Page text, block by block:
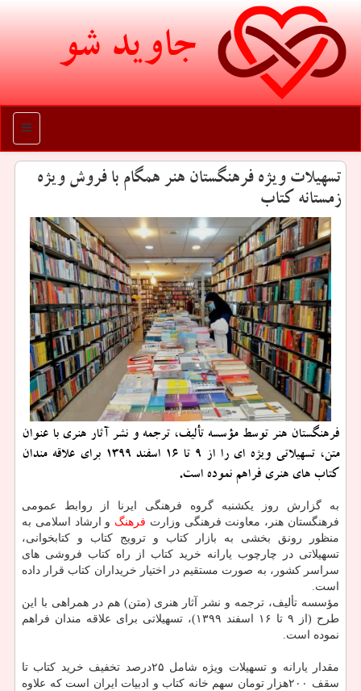
جاوید شو
منو
تسهیلات ویژه فرهنگستان هنر همگام با فروش ویژه
زمستانه كتاب
فرهنگستان هنر توسط مؤسسه تألیف، ترجمه و نشر آثار هنری با عنوان
متن، تسهیلاتی ویژه ای را از ۹ تا ۱۶ اسفند ۱۳۹۹ برای علاقه مندان
کتاب های هنری فراهم نموده است.
به گزارش روز یکشنبه گروه فرهنگی ایرنا از روابط عمومی
فرهنگستان هنر، معاونت فرهنگی وزارت فرهنگ و ارشاد اسلامی به
منظور رونق بخشی به بازار کتاب و ترویج کتاب و کتابخوانی،
تسهیلاتی در چارچوب یارانه خرید کتاب از راه کتاب فروشی های
سراسر کشور، به صورت مستقیم در اختیار خریداران کتاب قرار داده
است.
مؤسسه تألیف، ترجمه و نشر آثار هنری (متن) هم در همراهی با این
طرح (از ۹ تا ۱۶ اسفند ۱۳۹۹)، تسهیلاتی برای علاقه مندان فراهم
نموده است.
مقدار یارانه و تسهیلات ویژه شامل ۲۵درصد تخفیف خرید کتاب تا
سقف ۲۰۰هزار تومان سهم خانه کتاب و ادبیات ایران است که علاوه